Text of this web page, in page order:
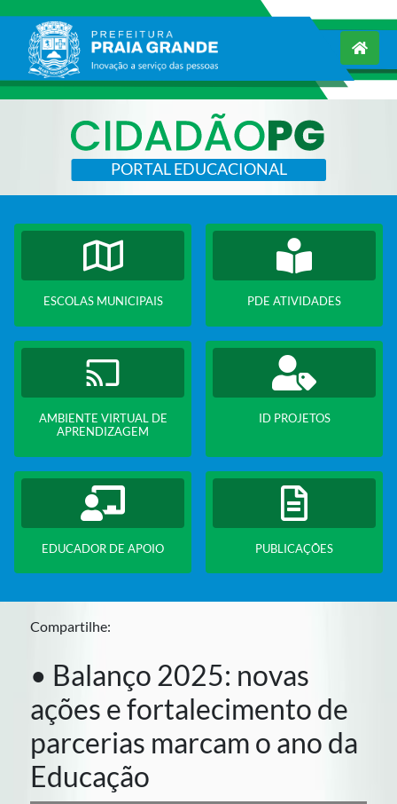
PORTAL EDUCACIONAL
ESCOLAS MUNICIPAIS PDE ATIVIDADES
AMBIENTE VIRTUAL DE
APRENDIZAGEM
ID PROJETOS
EDUCADOR DE APOIO PUBLICAÇÕES
Compartilhe:
• Balanço 2025: novas
ações e fortalecimento de
parcerias marcam o ano da
Educação